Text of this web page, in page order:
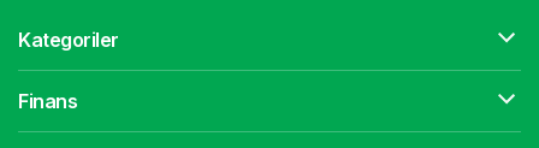
Kategoriler
Finans